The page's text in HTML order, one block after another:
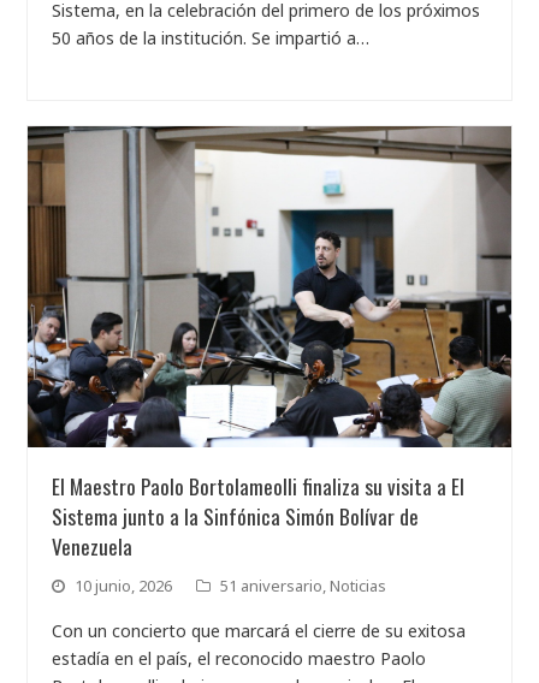
Sistema, en la celebración del primero de los próximos
50 años de la institución. Se impartió a…
El Maestro Paolo Bortolameolli finaliza su visita a El
Sistema junto a la Sinfónica Simón Bolívar de
Venezuela
10 junio, 2026 51 aniversario,Noticias
Con un concierto que marcará el cierre de su exitosa
estadía en el país, el reconocido maestro Paolo